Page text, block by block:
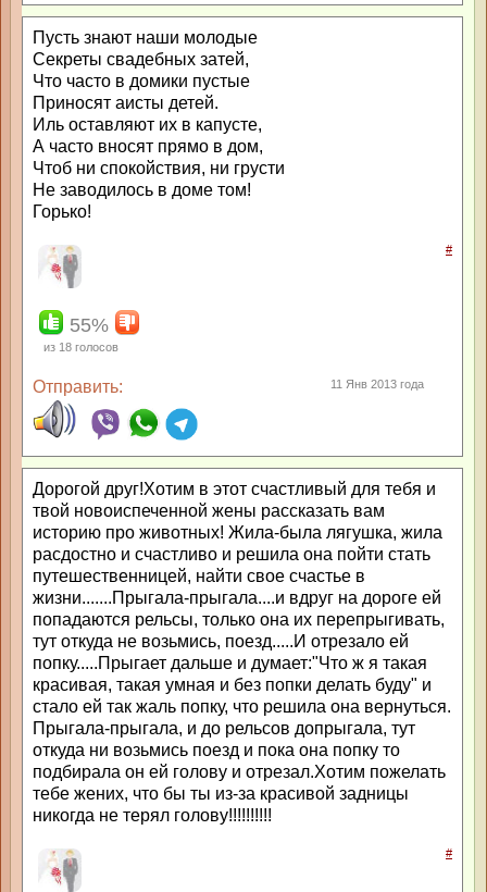
Пусть знают наши молодые
Секреты свадебных затей,
Что часто в домики пустые
Приносят аисты детей.
Иль оставляют их в капусте,
А часто вносят прямо в дом,
Чтоб ни спокойствия, ни грусти
Не заводилось в доме том!
Горько!
#
55%
из 18 голосов
Отправить: 11 Янв 2013 года
Дорогой друг!Хотим в этот счастливый для тебя и
твой новоиспеченной жены рассказать вам
историю про животных! Жила-была лягушка, жила
расдостно и счастливо и решила она пойти стать
путешественницей, найти свое счастье в
жизни.......Прыгала-прыгала....и вдруг на дороге ей
попадаются рельсы, только она их перепрыгивать,
тут откуда не возьмись, поезд.....И отрезало ей
попку.....Прыгает дальше и думает:"Что ж я такая
красивая, такая умная и без попки делать буду" и
стало ей так жаль попку, что решила она вернуться.
Прыгала-прыгала, и до рельсов допрыгала, тут
откуда ни возьмись поезд и пока она попку то
подбирала он ей голову и отрезал.Хотим пожелать
тебе жених, что бы ты из-за красивой задницы
никогда не терял голову!!!!!!!!!!
#